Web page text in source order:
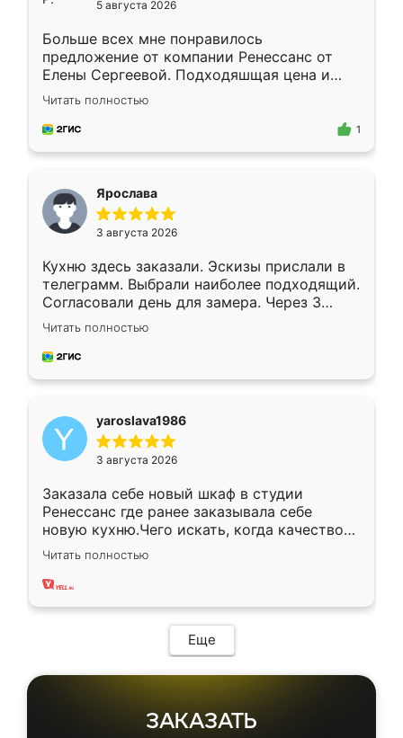
5 августа 2026
Больше всех мне понравилось
предложение от компании Ренессанс от
Елены Сергеевой. Подходяшщая цена и
короткие сроки изготовления. Приехавший
для замера сотрудник Владислав
предложил по моему эскизу самый
Читать полностью
1
Ярослава
3 августа 2026
Кухню здесь заказали. Эскизы прислали в
телеграмм. Выбрали наиболее подходящий.
Согласовали день для замера. Через 3
недели кухня была уже готова. Остались
довольны работой. Спасибо Ренессанс
мебель за качественную работу!
Читать полностью
yaroslava1986
3 августа 2026
Заказала себе новый шкаф в студии
Ренессанс где ранее заказывала себе
новую кухню.Чего искать, когда качеством
вполне довольна. Служит кухня уже почти
два года, нареканий нет.
Читать полностью
Еще
ЗАКАЗАТЬ